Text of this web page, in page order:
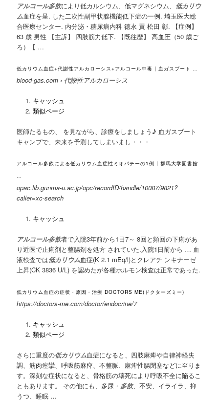
アルコール多飲により低カルシウム、低マグネシウム、 低カリウ
ム血症を呈. した二次性副甲状腺機能低下症の一例. 埼玉医大総
合医療センター. 内分泌・糖尿病内科 徳永 貢 松田 彰. 【症例】
63 歳 男性 【主訴】 四肢筋力低下. 【既往歴】 高血圧（50 歳ご
ろ）【 …
低カリウム血症+代謝性アルカローシス+アルコール中毒 | 血ガスブート …
blood-gas.com › 代謝性アルカローシス
キャッシュ
類似ページ
医師たるもの、 を見ながら、診療をしましょう♪ 血ガスブート
キャンプで、未来を予測してしまいまし・・・
アルコール多飲による低カリウム血症性ミオパチーの1例 | 群馬大学図書館
…
opac.lib.gunma-u.ac.jp/opc/recordID/handle/10087/9821?
caller=xc-search
キャッシュ
アルコール多飲者で入院3年前から1日7～ 8回と頻回の下痢があ
り近医で止痢剤と整腸剤を処方 されていた.入院1日前から … 血
液検査では低カリウム血症(K 2.1 mEq/l)とクレアチ ンキナーゼ
上昇(CK 3836 U/L) を認めたが各種ホルモン検査は正常であった.
低カリウム血症の症状・原因・治療 DOCTORS ME(ドクターズミー)
https://doctors-me.com/doctor/endocrine/7
キャッシュ
類似ページ
さらに重度の低カリウム血症になると、四肢麻痺や自律神経失
調、筋肉痙攣、呼吸筋麻痺、不整脈、麻痺性腸閉塞などに至りま
す。深刻な症状になると、骨格筋の壊死により呼吸不全に陥るこ
ともあります。 その他にも、多尿・ 多飲、不安、イライラ、抑
うつ、睡眠 …